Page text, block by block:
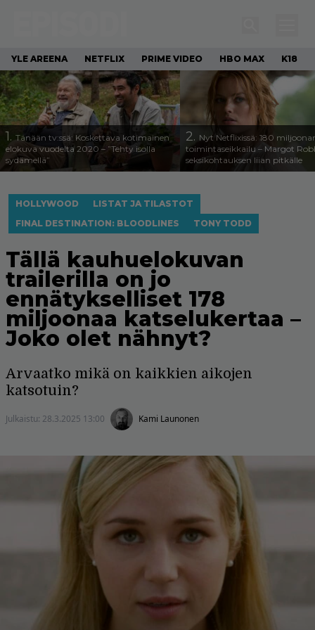
YLE AREENA NETFLIX PRIME VIDEO HBO MAX K18
1. Tänään tv:ssä: Koskettava kotimainen
elokuva vuodelta 2020 – ”Tehty isolla
sydämellä”
2. Nyt Netflixissä: 180
toimintaseikkailu – Margot
seksikohtauksen liian pitkälle
HOLLYWOOD
LISTAT JA TILASTOT
FINAL DESTINATION: BLOODLINES
TONY TODD
Tällä kauhuelokuvan
trailerilla on jo
ennätykselliset 178
miljoonaa katselukertaa –
Joko olet nähnyt?
Arvaatko mikä on kaikkien aikojen
katsotuin?
Julkaistu: 28.3.2025 13:00 Kami Launonen